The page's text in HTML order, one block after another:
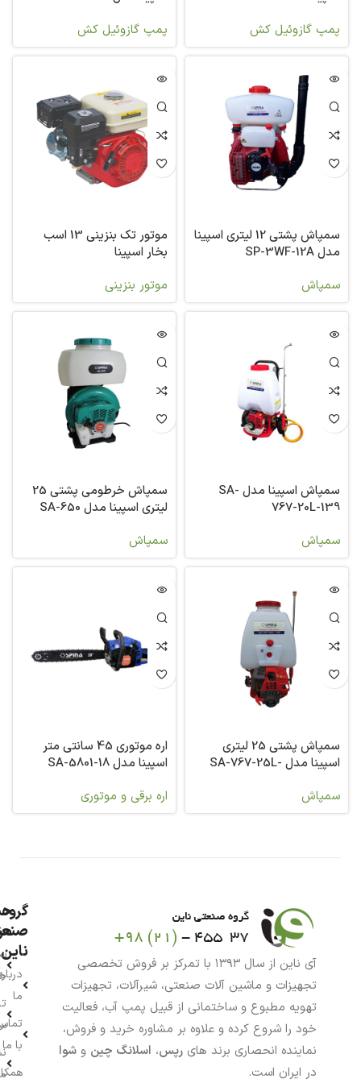
پمپ گازوئیل کش
پمپ گازوئیل کش
سمپاش پشتی 12 لیتری اسپینا
مدل SP-3WF-12A
سمپاش
موتور تک بنزینی 13 اسب
بخار اسپینا
موتور بنزینی
سمپاش اسپینا مدل SA-
767-20L-139
سمپاش
سمپاش خرطومی پشتی 25
لیتری اسپینا مدل SA-650
سمپاش
سمپاش پشتی 25 لیتری
اسپینا مدل SA-767-25L-
سمپاش
اره موتوری 45 سانتی متر
اسپینا مدل SA-5801-18
اره برقی و موتوری
آی ناین از سال ۱۳۹۳ با تمرکز بر فروش تخصصی
تجهیزات و ماشین آلات صنعتی، شیرآلات، تجهیزات
تهویه مطبوع و ساختمانی از قبیل پمپ آب، فعالیت
خود را شروع کرده و علاوه بر مشاوره خرید و فروش،
نماینده انحصاری برند های رپس، اسلانگ چین و شوا
در ایران است.
گروه
ناین
ما
با ما